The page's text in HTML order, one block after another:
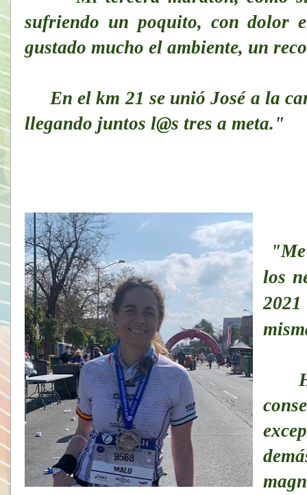
sufriendo un poquito, con dolor
gustado mucho el ambiente, un
En el km 21 se unió José a la
llegando juntos l@s tres a meta."
"
los
He